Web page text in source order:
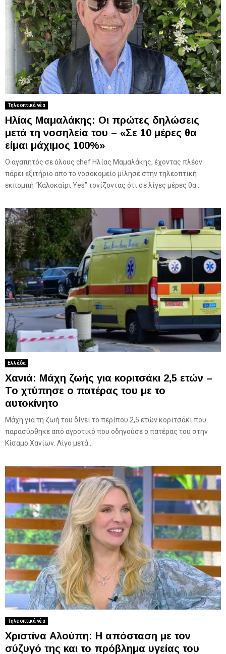
Τηλεοπτικά νέα
Ηλίας Μαμαλάκης: Οι πρώτες δηλώσεις
μετά τη νοσηλεία του – «Σε 10 μέρες θα
είμαι μάχιμος 100%»
Ο αγαπητός σε όλους chef Ηλίας Μαμαλάκης, έχοντας πλέον
πάρει εξιτήριο απο το νοσοκομείο μίλησε στην τηλεοπτική
εκπομπή “Καλοκαίρι Yes” τονίζοντας ότι σε λίγες μέρες θα...
Ελλάδα
Χανιά: Μάχη ζωής για κοριτσάκι 2,5 ετών –
Το χτύπησε ο πατέρας του με το
αυτοκίνητο
Μάχη για τη ζωή του δίνει το περίπου 2,5 ετών κοριτσάκι που
παρασύρθηκε από αγροτικό που οδηγούσε ο πατέρας του στην
Κίσαμο Χανίων. Λίγο μετά...
Τηλεοπτικά νέα
Χριστίνα Αλούπη: Η απόσταση με τον
σύζυγό της και το πρόβλημα υγείας του